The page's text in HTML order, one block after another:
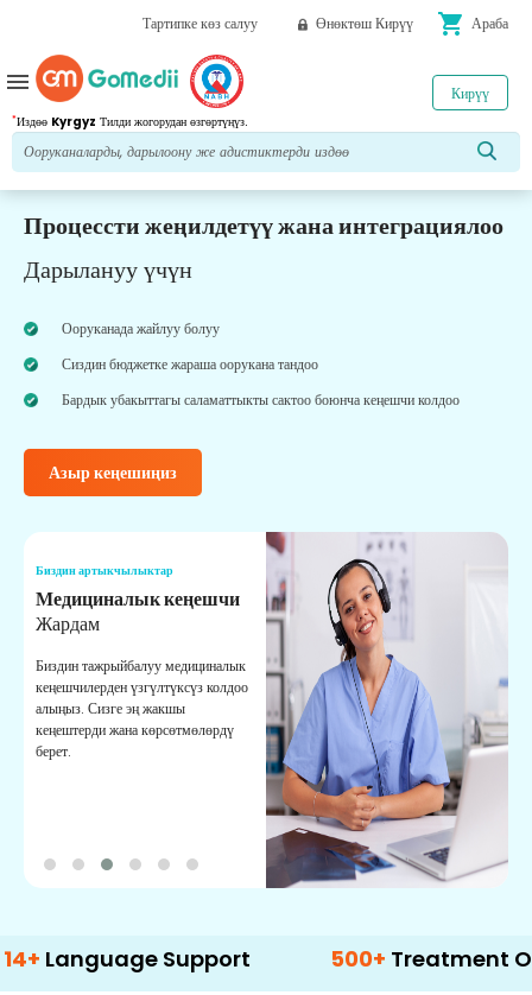
Тартипке көз салуу Өнөктөш Кирүү shopping_cart Араба
*Издөө Kyrgyz Тилди жогорудан өзгөртүңүз.
Кирүү
menu
Процессти жеңилдетүү жана интеграциялоо
Дарылануу үчүн
Ооруканада жайлуу болуу
Сиздин бюджетке жараша оорукана тандоо
Бардык убакыттагы саламаттыкты сактоо боюнча кеңешчи колдоо
Азыр кеңешиңиз
Биздин артыкчылыктар
Медициналык кеңешчи
Жардам
Биздин тажрыйбалуу медициналык
кеңешчилерден үзгүлтүксүз колдоо
алыңыз. Сизге эң жакшы
кеңештерди жана көрсөтмөлөрдү
берет.
Support 500+ Treatment Options